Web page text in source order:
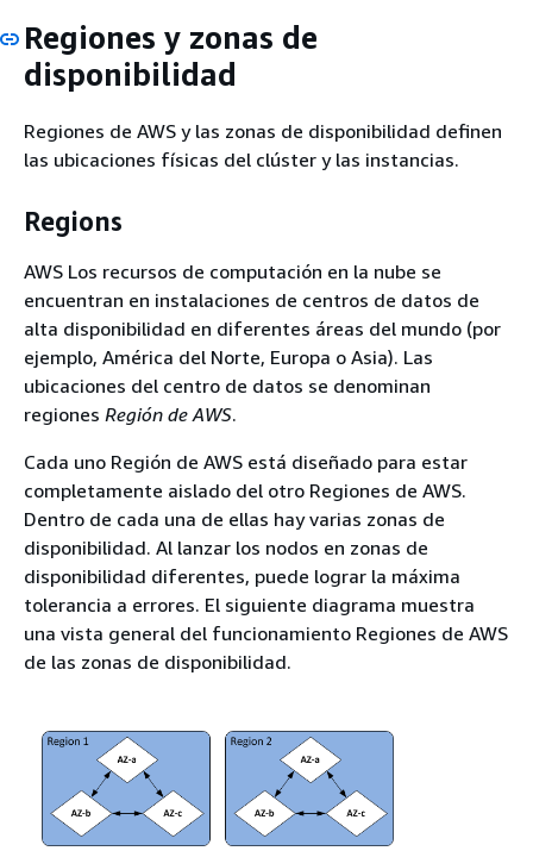
Regiones y zonas de
disponibilidad
Regiones de AWS y las zonas de disponibilidad definen
las ubicaciones físicas del clúster y las instancias.
Regions
AWS Los recursos de computación en la nube se
encuentran en instalaciones de centros de datos de
alta disponibilidad en diferentes áreas del mundo (por
ejemplo, América del Norte, Europa o Asia). Las
ubicaciones del centro de datos se denominan
regiones Región de AWS.
Cada uno Región de AWS está diseñado para estar
completamente aislado del otro Regiones de AWS.
Dentro de cada una de ellas hay varias zonas de
disponibilidad. Al lanzar los nodos en zonas de
disponibilidad diferentes, puede lograr la máxima
tolerancia a errores. El siguiente diagrama muestra
una vista general del funcionamiento Regiones de AWS
de las zonas de disponibilidad.